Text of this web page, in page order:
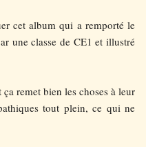
cet album qui a remporté le
une classe de CE1 et illustré
remet bien les choses à leur
tout plein, ce qui ne